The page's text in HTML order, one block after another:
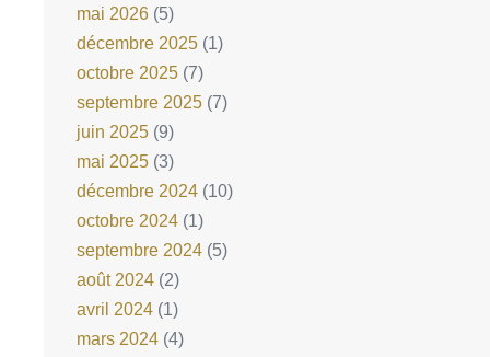
mai 2026 (5)
décembre 2025 (1)
octobre 2025 (7)
septembre 2025 (7)
juin 2025 (9)
mai 2025 (3)
décembre 2024 (10)
octobre 2024 (1)
septembre 2024 (5)
août 2024 (2)
avril 2024 (1)
mars 2024 (4)